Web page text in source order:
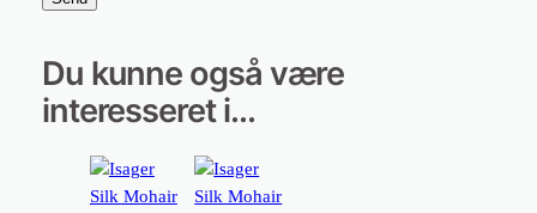
Du kunne også være
interesseret i…